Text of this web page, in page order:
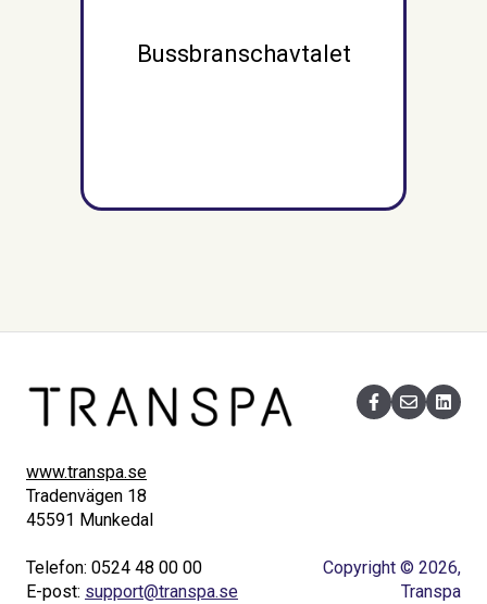
Bussbranschavtalet
www.transpa.se
Tradenvägen 18
45591 Munkedal
Telefon: 0524 48 00 00
E-post: support@transpa.se
Copyright © 2026,
Transpa